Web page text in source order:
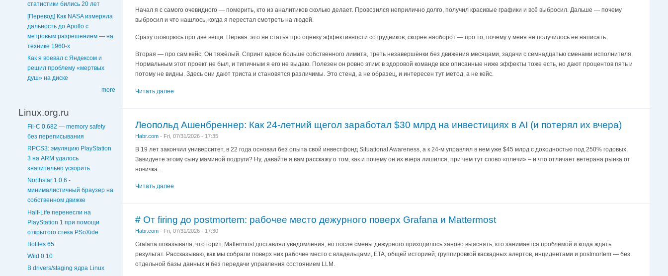
статистики бились 20 лет
[Перевод] Как NASA измеряла
дальность до Apollo с
метровым разрешением — на
технике 1960-х
Как я воевал с Яндексом и
решил проблему «мертвых
душ» на диске
more
Linux.org.ru
Fil-C 0.682 — memory safety
без переписывания
RPCS3: эмуляцию PlayStation
3 на ARM удалось
значительно ускорить
Northstar 1.0.6 -
минималистичный браузер на
собственном движке
Half-Life перенесли на
PlayStation 1 при помощи
открытого стека PSoXide
Bottles 65
Wild 0.10
В drivers/staging ядра Linux
Начал я с самого очевидного — померить, кто из аналитиков сколько делает. Провозился неприлично долго, получил красивые графики и всё выбросил. Дальше — почему
выбросил и что нашлось, когда я перестал смотреть на людей.
Сразу оговорюсь про две вещи. Первая: это не статья про оценку эффективности сотрудников, скорее наоборот — про то, почему у меня не получилось её написать.
Вторая — про сам кейс. Он тяжёлый. Спринт вдвое больше собственного лимита, треть незавершёнки без движения месяцами, задачи с семнадцатью сменами исполнителя.
Нормальным этот проект не был, и типичным я его не выдаю. Полезен он ровно этим: в здоровой команде все описанные ниже эффекты тоже есть, но дают процентов пять и
потому не видны. Здесь они дают триста и становятся различимы. Это стенд, а не образец, и интересен тут метод, а не кейс.
Читать далее
Леопольд Ашенбреннер: Как 24-летний щегол заработал $30 млрд на инвестициях в AI (и потерял их вчера)
Habr.com - Fri, 07/31/2026 - 17:35
В 19 лет закончил университет, в 22 года основал без опыта свой инвестфонд Situational Awareness, а к 24-м управлял в нем уже $45 млрд с доходностью под 250% годовых.
Завидуете этому сыну маминой подруги? Ну, давайте я вам расскажу о том, как и почему он их вчера лишился, при чем тут слово «плечи» – и что отличает ветерана рынка от
новичка…
Читать далее
# От firing до postmortem: рабочее место дежурного поверх Grafana и Mattermost
Habr.com - Fri, 07/31/2026 - 17:30
Grafana показывала, что горит, Mattermost доставлял уведомления, но после смены дежурного приходилось заново выяснять, кто занимается проблемой и когда ждать
результат. Рассказываю, как мы собрали поверх них рабочее место с владельцами, ETA, общей историей, группировкой каскадных алертов, инцидентами и postmortem — без
отдельной базы данных и без передачи управления состоянием LLM.